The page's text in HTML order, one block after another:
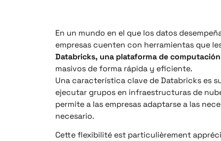
En un mundo en el que los datos
empresas cuenten con herramientas que
Databricks, una plataforma de
masivos de forma rápida y eficiente.
Una característica clave de Databricks es
ejecutar grupos en infraestructuras de
permite a las empresas adaptarse a las
necesario.
Cette flexibilité est particulièrement